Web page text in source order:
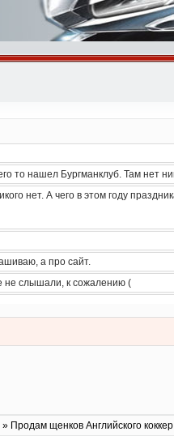
» Продам щенков Английского